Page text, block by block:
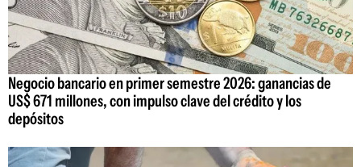
Negocio bancario en primer semestre 2026: ganancias de
US$ 671 millones, con impulso clave del crédito y los
depósitos